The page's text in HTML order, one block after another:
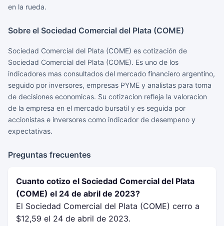
en la rueda.
Sobre el Sociedad Comercial del Plata (COME)
Sociedad Comercial del Plata (COME) es cotización de
Sociedad Comercial del Plata (COME). Es uno de los
indicadores mas consultados del mercado financiero argentino,
seguido por inversores, empresas PYME y analistas para toma
de decisiones economicas. Su cotizacion refleja la valoracion
de la empresa en el mercado bursatil y es seguida por
accionistas e inversores como indicador de desempeno y
expectativas.
Preguntas frecuentes
Cuanto cotizo el Sociedad Comercial del Plata
(COME) el 24 de abril de 2023?
El Sociedad Comercial del Plata (COME) cerro a
$12,59 el 24 de abril de 2023.